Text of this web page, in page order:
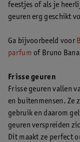
feestjes of als je
geuren erg geschikt
Ga bijvoorbeeld voor
parfum of Bruno
Frisse geuren
Frisse geuren vallen
en buitenmensen. Ze
gebruik en daarom
geuren verspreiden
Dit maakt ze perfect